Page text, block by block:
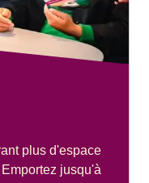
plus d'espace
jusqu'à